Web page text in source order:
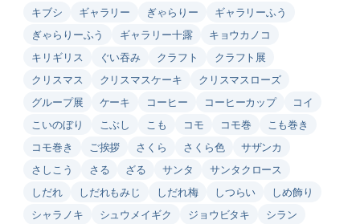
キブシ
ギャラリー ぎゃらりー
ギャラリーふう
ぎゃらりーふう
ギャラリー十露
キョウカノコ
キリギリス
ぐい吞み クラフト
クラフト展
クリスマス
クリスマスケーキ
クリスマスローズ
グループ展
ケーキ コーヒー コーヒーカップ
コイ
こいのぼり
こぶし こも コモ コモ巻
こも巻き
コモ巻き
ご挨拶 さくら さくら色
サザンカ
さしこう
さる ざる サンタ
サンタクロース
しだれ
しだれもみじ しだれ梅 しつらい
しめ飾り
シャラノキ
シュウメイギク ジョウビタキ シラン